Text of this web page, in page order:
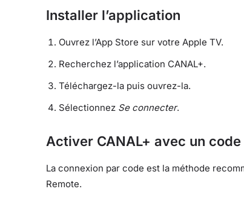
Installer l’application
Ouvrez l’App Store sur votre Apple TV.
Recherchez l’application CANAL+.
Téléchargez-la puis ouvrez-la.
Sélectionnez Se connecter.
Activer CANAL+ avec un code
La connexion par code est la méthode
Remote.